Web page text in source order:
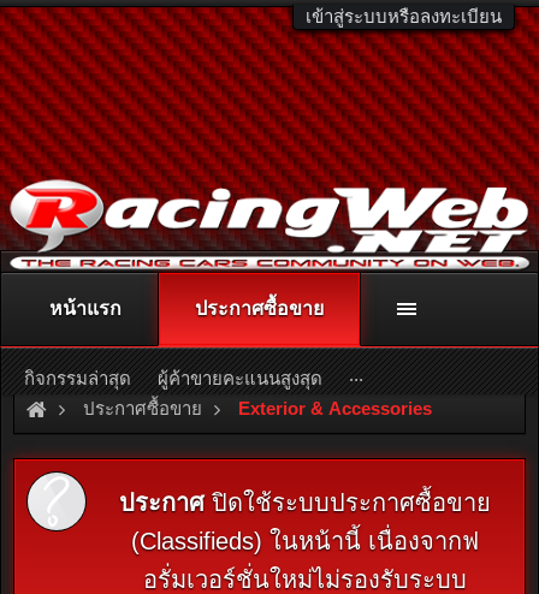
เข้าสู่ระบบหรือลงทะเบียน
ติดต่อลงโฆษณา racingweb@gmail.com
หรือโทร. 081-811-1138
หรืออ่านรายละเอียดเพิ่มเติม คลิกที่นี่
ประกาศซื้อขาย Exterior & Accessories
ประกาศปิดใช้ระบบประกาศซื้อขาย
(Classifieds) ในหน้านี้ เนื่องจากฟ
อรั่มเวอร์ชั่นใหม่ไม่รองรับระบบ
หน้าแรก ประกาศซื้อขาย
กิจกรรมล่าสุด ผู้ค้าขายคะแนนสูงสุด ...